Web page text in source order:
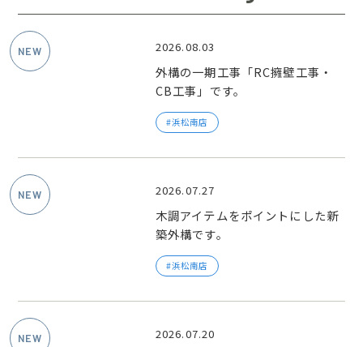
2026.08.03
外構の一期工事「RC擁壁工事・
CB工事」です。
浜松南店
2026.07.27
木調アイテムをポイントにした新
築外構です。
浜松南店
2026.07.20